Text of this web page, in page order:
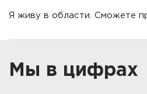
Я живу в области. Сможете
Мы в цифрах